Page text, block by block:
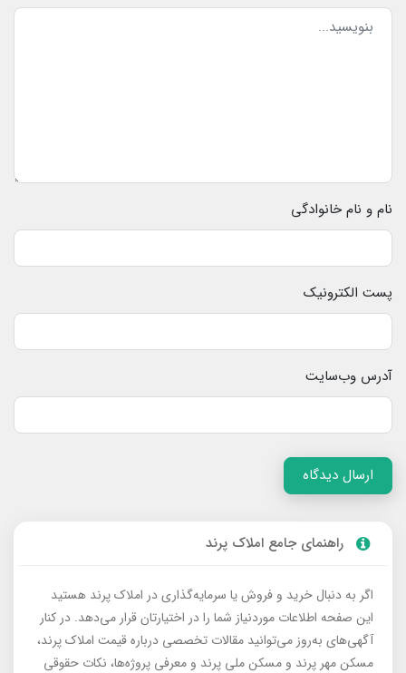
نام و نام خانوادگی
پست الکترونیک
آدرس وب‌سایت
ارسال دیدگاه
راهنمای جامع املاک پرند
اگر به دنبال خرید و فروش یا سرمایه‌گذاری در املاک پرند هستید
این صفحه اطلاعات موردنیاز شما را در اختیارتان قرار می‌دهد. در کنار
آگهی‌های به‌روز می‌توانید مقالات تخصصی درباره قیمت املاک پرند،
مسکن مهر پرند و مسکن ملی پرند و معرفی پروژه‌ها، نکات حقوقی